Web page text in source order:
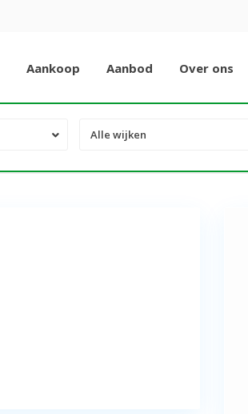
Aankoop Aanbod Over ons
Alle wijken